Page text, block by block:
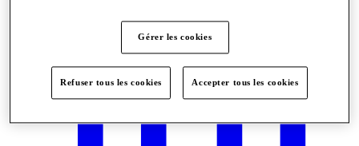
Gérer les cookies
Refuser tous les cookies Accepter tous les cookies